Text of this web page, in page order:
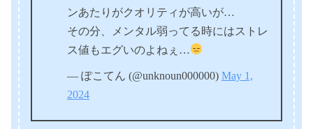
ンあたりがクオリティが高いが…
その分、メンタル弱ってる時にはストレ
ス値もエグいのよねぇ…
— ぽこてん (@unknoun000000) May 1,
2024